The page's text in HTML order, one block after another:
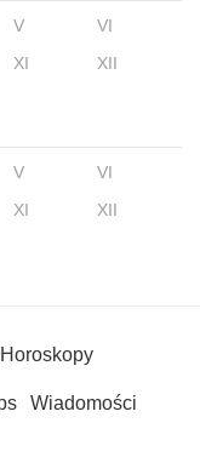
V
VI
XI XII
V
VI
XI XII
Horoskopy
Wiadomości